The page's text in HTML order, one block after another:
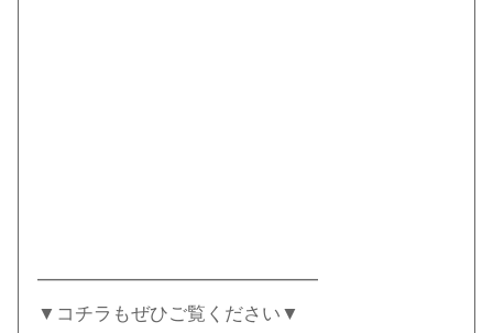
━━━━━━━━━━━━━━━
▼コチラもぜひご覧ください▼